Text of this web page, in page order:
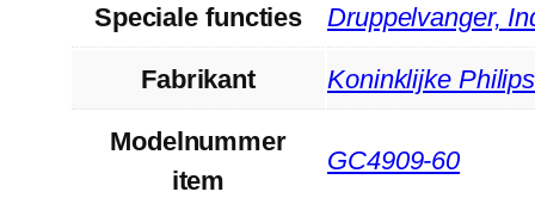
Speciale functies ‎Druppelvanger,
Fabrikant ‎Koninklijke
Modelnummer
item
‎GC4909-60